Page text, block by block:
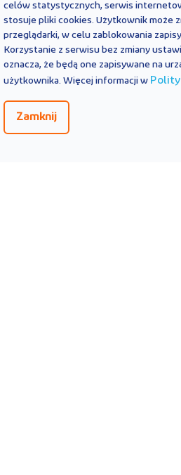
celów statystycznych, serwis
stosuje pliki cookies. Użytkownik może
przeglądarki, w celu zablokowania
Korzystanie z serwisu bez zmiany
oznacza, że będą one zapisywane na
użytkownika. Więcej informacji w
Zamknij